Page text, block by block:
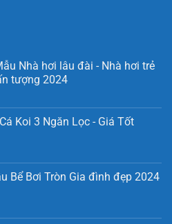
Nhà hơi lâu đài - Nhà hơi trẻ
tượng 2024
Koi 3 Ngăn Lọc - Giá Tốt
Bể Bơi Tròn Gia đình đẹp 2024